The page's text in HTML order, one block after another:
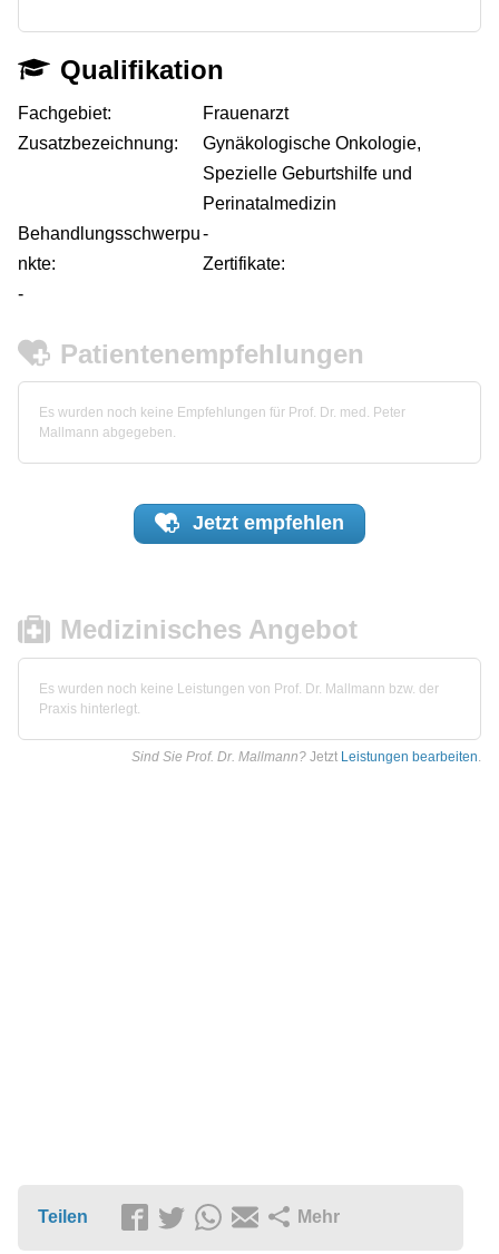
Qualifikation
Fachgebiet:
Frauenarzt
Zusatzbezeichnung:
Gynäkologische Onkologie,
Spezielle Geburtshilfe und
Perinatalmedizin
Behandlungsschwerpu
nkte:
-
Zertifikate:
-
Patientenempfehlungen
Es wurden noch keine Empfehlungen für Prof. Dr. med. Peter
Mallmann abgegeben.
Jetzt empfehlen
Medizinisches Angebot
Es wurden noch keine Leistungen von Prof. Dr. Mallmann bzw. der
Praxis hinterlegt.
Sind Sie Prof. Dr. Mallmann? Jetzt Leistungen bearbeiten.
Teilen Mehr